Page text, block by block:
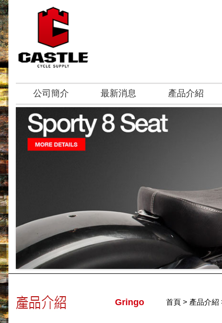
公司簡介 最新消息 產品介紹
Gringo 首頁 > 產品介紹